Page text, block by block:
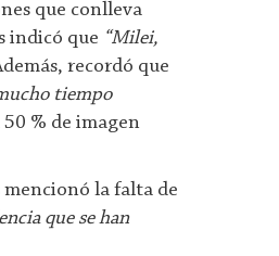
que conlleva
indicó que “Milei,
recordó que
tiempo
50 % de imagen
mencionó la falta de
que se han